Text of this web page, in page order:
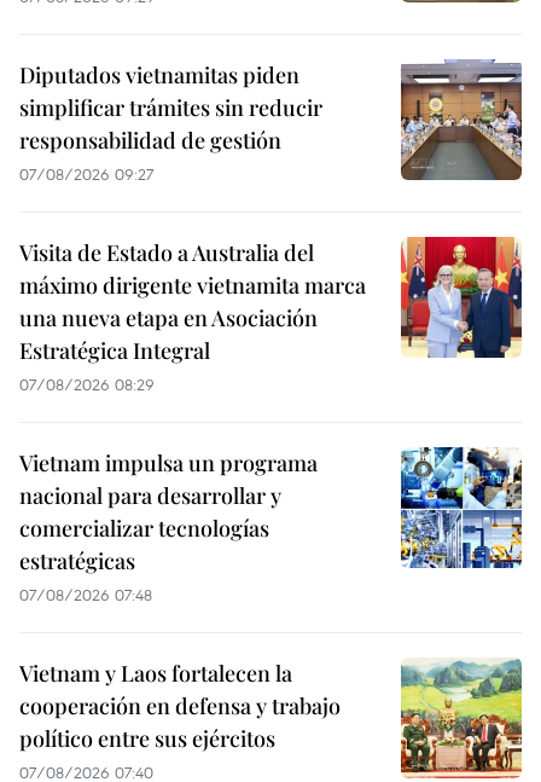
Diputados vietnamitas piden
simplificar trámites sin reducir
responsabilidad de gestión
07/08/2026 09:27
Visita de Estado a Australia del
máximo dirigente vietnamita marca
una nueva etapa en Asociación
Estratégica Integral
07/08/2026 08:29
Vietnam impulsa un programa
nacional para desarrollar y
comercializar tecnologías
estratégicas
07/08/2026 07:48
Vietnam y Laos fortalecen la
cooperación en defensa y trabajo
político entre sus ejércitos
07/08/2026 07:40